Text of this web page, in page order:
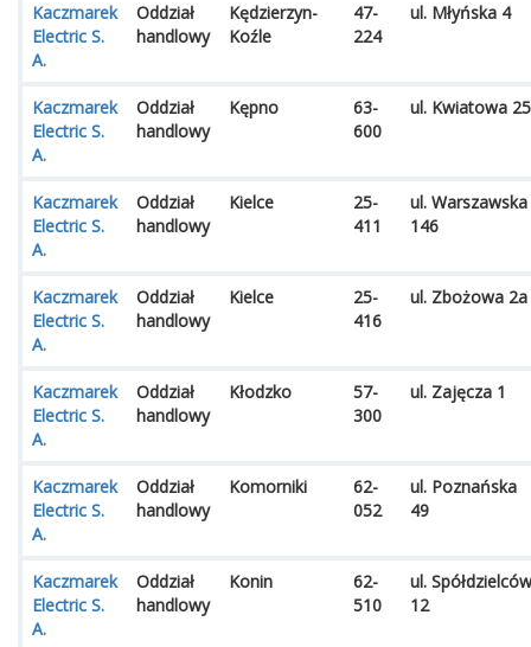
Kaczmarek
Electric S.
A.
Oddział
handlowy
Kędzierzyn-
Koźle
47-
224
ul. Młyńska 4
Kaczmarek
Electric S.
A.
Oddział
handlowy
Kępno
63-
600
ul. Kwiatowa 25
Kaczmarek
Electric S.
A.
Oddział
handlowy
Kielce
25-
411
ul. Warszawska
146
Kaczmarek
Electric S.
A.
Oddział
handlowy
Kielce
25-
416
ul. Zbożowa 2a
Kaczmarek
Electric S.
A.
Oddział
handlowy
Kłodzko
57-
300
ul. Zajęcza 1
Kaczmarek
Electric S.
A.
Oddział
handlowy
Komorniki
62-
052
ul. Poznańska
49
Kaczmarek
Electric S.
A.
Oddział
handlowy
Konin
62-
510
ul. Spółdzielców
12